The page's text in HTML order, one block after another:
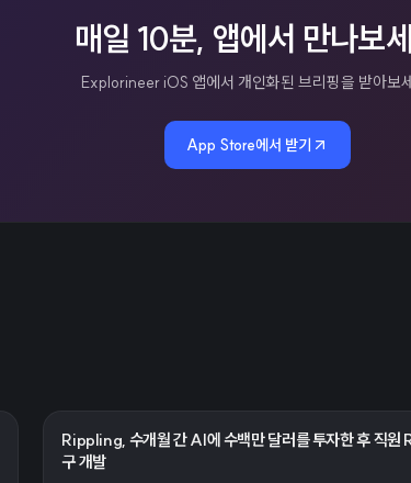
매일 10분, 앱에서 만나보
Explorineer iOS 앱에서 개인화된 브리핑을 받아보
App Store에서 받기
Rippling, 수개월 간 AI에 수백만 달러를 투자한 후 직원
구 개발